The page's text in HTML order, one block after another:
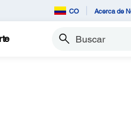
CO Acerca de
Buscar